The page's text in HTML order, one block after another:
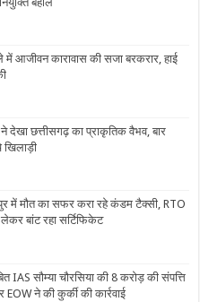
में आजीवन कारावास की सजा बरकरार, हाई
देखा छत्तीसगढ़ का प्राकृतिक वैभव, बार
खिलाड़ी
में मौत का सफर करा रहे कंडम टैक्सी, RTO
बांट रहा सर्टिफिकेट
IAS सौम्या चौरसिया की 8 करोड़ की संपत्ति
ने की कुर्की की कार्रवाई